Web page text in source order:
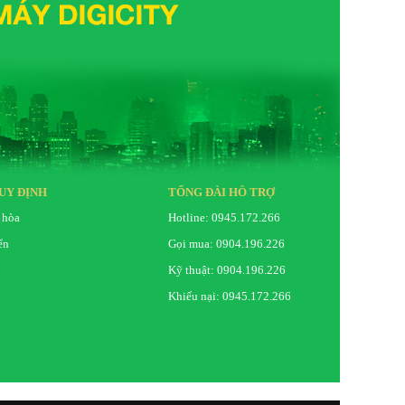
ĐỊNH
TỔNG ĐÀI HỖ TRỢ
Hotline: 0945.172.266
Gọi mua: 0904.196.226
Kỹ thuật: 0904.196.226
Khiếu nại: 0945.172.266